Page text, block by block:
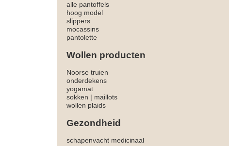
alle pantoffels
hoog model
slippers
mocassins
pantolette
Wollen producten
Noorse truien
onderdekens
yogamat
sokken | maillots
wollen plaids
Gezondheid
schapenvacht medicinaal